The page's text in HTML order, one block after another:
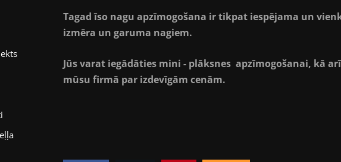
Tagad īso nagu apzīmogošana ir tikpat iespējama un
izmēra un garuma nagiem.
Jūs varat iegādāties mini - plāksnes apzīmogošanai, kā
mūsu firmā par izdevīgām cenām.